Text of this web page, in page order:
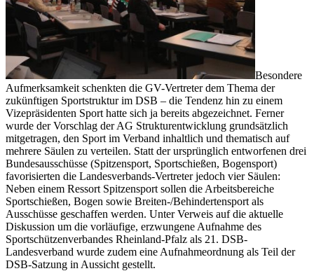
Besondere
Aufmerksamkeit schenkten die GV-Vertreter dem Thema der
zukünftigen Sportstruktur im DSB – die Tendenz hin zu einem
Vizepräsidenten Sport hatte sich ja bereits abgezeichnet. Ferner
wurde der Vorschlag der AG Strukturentwicklung grundsätzlich
mitgetragen, den Sport im Verband inhaltlich und thematisch auf
mehrere Säulen zu verteilen. Statt der ursprünglich entworfenen drei
Bundesausschüsse (Spitzensport, Sportschießen, Bogensport)
favorisierten die Landesverbands-Vertreter jedoch vier Säulen:
Neben einem Ressort Spitzensport sollen die Arbeitsbereiche
Sportschießen, Bogen sowie Breiten-/Behindertensport als
Ausschüsse geschaffen werden. Unter Verweis auf die aktuelle
Diskussion um die vorläufige, erzwungene Aufnahme des
Sportschützenverbandes Rheinland-Pfalz als 21. DSB-
Landesverband wurde zudem eine Aufnahmeordnung als Teil der
DSB-Satzung in Aussicht gestellt.